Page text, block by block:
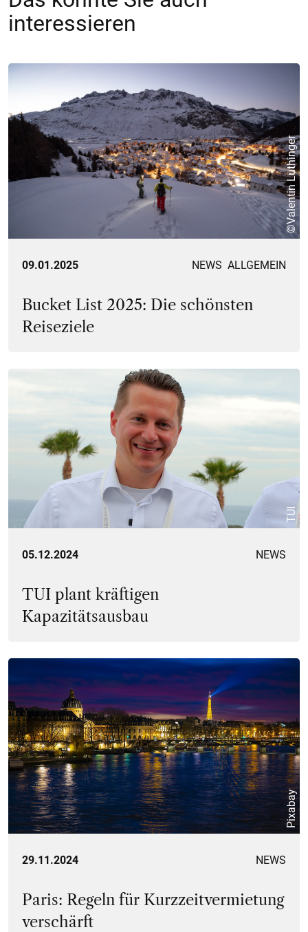
interessieren
©Valentin Luthinger
09.01.2025 NEWS ALLGEMEIN
Bucket List 2025: Die schönsten
Reiseziele
TUI
05.12.2024 NEWS
TUI plant kräftigen
Kapazitätsausbau
Pixabay
29.11.2024 NEWS
Paris: Regeln für Kurzzeitvermietung
verschärft